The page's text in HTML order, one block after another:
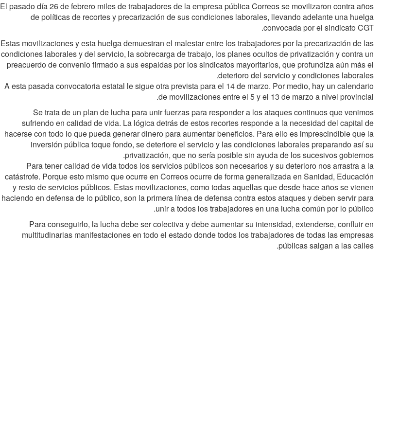
El pasado día 26 de febrero miles de trabajadores de la empresa pública Correos se movilizaron contra años
de políticas de recortes y precarización de sus condiciones laborales, llevando adelante una huelga
convocada por el sindicato CGT.
Estas movilizaciones y esta huelga demuestran el malestar entre los trabajadores por la precarización de las
condiciones laborales y del servicio, la sobrecarga de trabajo, los planes ocultos de privatización y contra un
preacuerdo de convenio firmado a sus espaldas por los sindicatos mayoritarios, que profundiza aún más el
deterioro del servicio y condiciones laborales.
A esta pasada convocatoria estatal le sigue otra prevista para el 14 de marzo. Por medio, hay un calendario
de movilizaciones entre el 5 y el 13 de marzo a nivel provincial.
Se trata de un plan de lucha para unir fuerzas para responder a los ataques continuos que venimos
sufriendo en calidad de vida. La lógica detrás de estos recortes responde a la necesidad del capital de
hacerse con todo lo que pueda generar dinero para aumentar beneficios. Para ello es imprescindible que la
inversión pública toque fondo, se deteriore el servicio y las condiciones laborales preparando así su
privatización, que no sería posible sin ayuda de los sucesivos gobiernos.
Para tener calidad de vida todos los servicios públicos son necesarios y su deterioro nos arrastra a la
catástrofe. Porque esto mismo que ocurre en Correos ocurre de forma generalizada en Sanidad, Educación
y resto de servicios públicos. Estas movilizaciones, como todas aquellas que desde hace años se vienen
haciendo en defensa de lo público, son la primera línea de defensa contra estos ataques y deben servir para
unir a todos los trabajadores en una lucha común por lo público.
Para conseguirlo, la lucha debe ser colectiva y debe aumentar su intensidad, extenderse, confluir en
multitudinarias manifestaciones en todo el estado donde todos los trabajadores de todas las empresas
públicas salgan a las calles.